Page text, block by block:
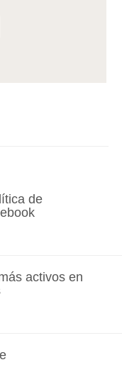
de
activos en